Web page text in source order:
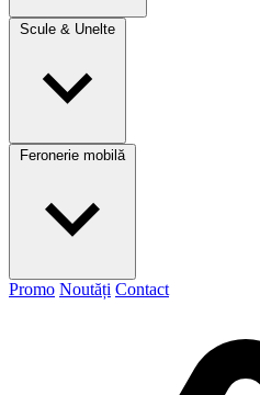
Scule & Unelte
Feronerie mobilă
Promo Noutăți Contact